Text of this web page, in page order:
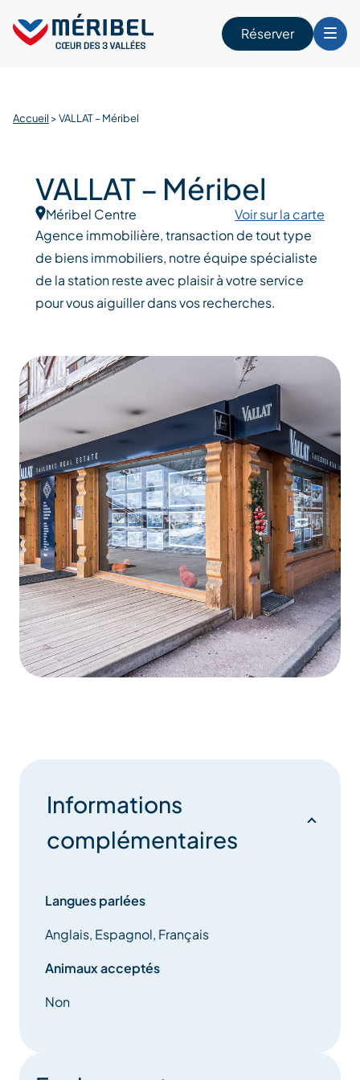
content
Réserver
Accueil >VALLAT – Méribel
Informations
complémentaires
Langues parlées
Anglais, Espagnol, Français
Animaux acceptés
Non
VALLAT – Méribel
Méribel Centre
Voir sur la carte
Agence immobilière, transaction de tout type
de biens immobiliers, notre équipe spécialiste
de la station reste avec plaisir à votre service
pour vous aiguiller dans vos recherches.